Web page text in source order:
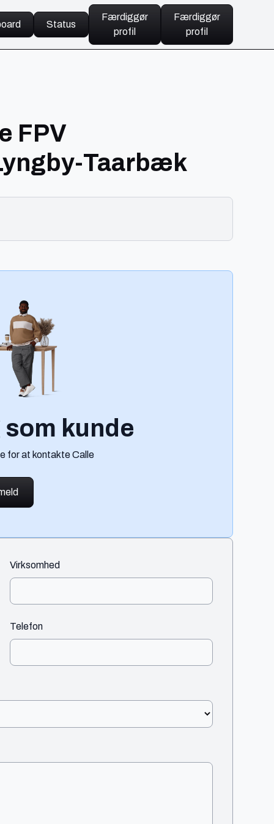
Status
Færdiggør
profil
Færdiggør
profil
FPV
Taarbæk
kunde
for at kontakte Calle
Virksomhed
Telefon